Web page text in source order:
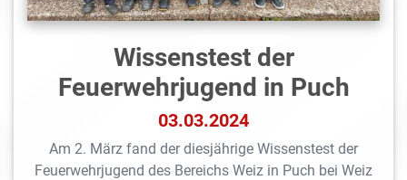
Wissenstest der
Feuerwehrjugend in Puch
03.03.2024
Am 2. März fand der diesjährige Wissenstest der
Feuerwehrjugend des Bereichs Weiz in Puch bei Weiz